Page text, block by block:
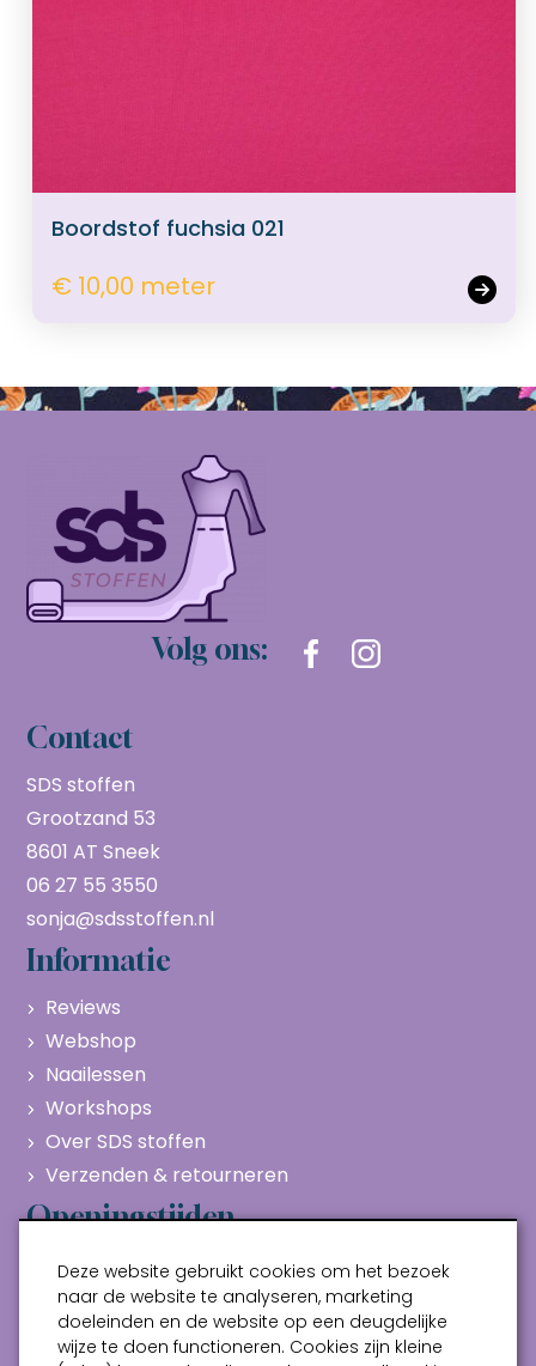
Boordstof fuchsia 021
€ 10,00 meter
Volg ons:
Contact
SDS stoffen
Grootzand 53
8601 AT Sneek
06 27 55 3550
sonja@sdsstoffen.nl
Informatie
Reviews
Webshop
Naailessen
Workshops
Over SDS stoffen
Verzenden & retourneren
Openingstijden
Maandag
Gesloten
Dinsdag
10:00 - 17:00
Woensdag
10:00 - 17:00
Deze website gebruikt cookies om het bezoek
naar de website te analyseren, marketing
doeleinden en de website op een deugdelijke
wijze te doen functioneren. Cookies zijn kleine